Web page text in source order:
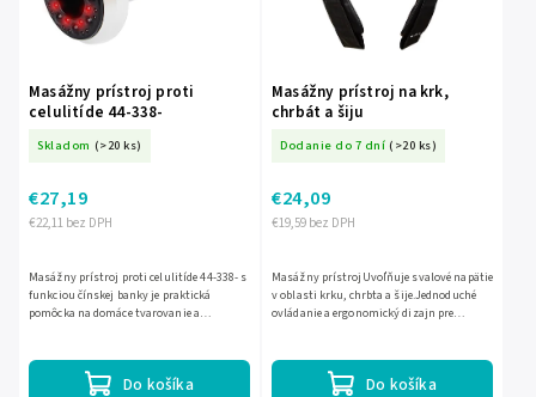
Masážny prístroj proti
celulitíde 44-338-
Skladom (>20 ks)
€22,11 bez DPH
€27,19
Do košíka
Masážny prístroj proti celulitíde 44-338- s
funkciou čínskej banky je praktická
pomôcka na domáce tvarovanie a
Masážny prístroj na krk,
chrbát a šiju
Dodanie do 7 dní (>20 ks)
€19,59 bez DPH
€24,09
Do košíka
Masážny prístrojUvoľňuje svalové napätie
v oblasti krku, chrbta a šije.Jednoduché
ovládanie a ergonomický dizajn pre